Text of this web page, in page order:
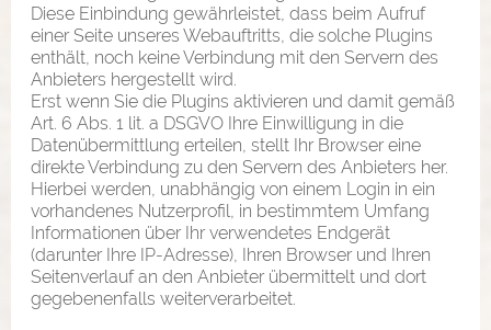
Diese Einbindung gewährleistet, dass beim Aufruf
einer Seite unseres Webauftritts, die solche Plugins
enthält, noch keine Verbindung mit den Servern des
Anbieters hergestellt wird.
Erst wenn Sie die Plugins aktivieren und damit gemäß
Art. 6 Abs. 1 lit. a DSGVO Ihre Einwilligung in die
Datenübermittlung erteilen, stellt Ihr Browser eine
direkte Verbindung zu den Servern des Anbieters her.
Hierbei werden, unabhängig von einem Login in ein
vorhandenes Nutzerprofil, in bestimmtem Umfang
Informationen über Ihr verwendetes Endgerät
(darunter Ihre IP-Adresse), Ihren Browser und Ihren
Seitenverlauf an den Anbieter übermittelt und dort
gegebenenfalls weiterverarbeitet.